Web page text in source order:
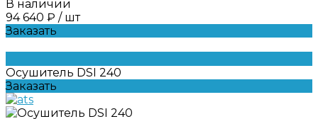
В наличии
94 640 ₽ / шт
Заказать
Осушитель DSI 240
Заказать